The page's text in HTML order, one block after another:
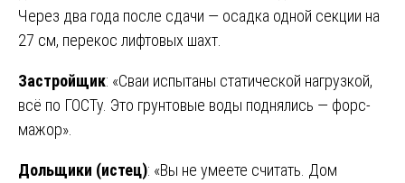
Через два года после сдачи — осадка одной секции на
27 см, перекос лифтовых шахт.
Застройщик: «Сваи испытаны статической нагрузкой,
всё по ГОСТу. Это грунтовые воды поднялись — форс-
мажор».
Дольщики (истец): «Вы не умеете считать. Дом